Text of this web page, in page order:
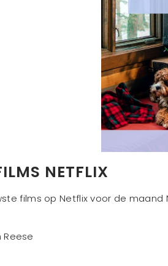
NETFLIX
films op Netflix voor de maand
Reese